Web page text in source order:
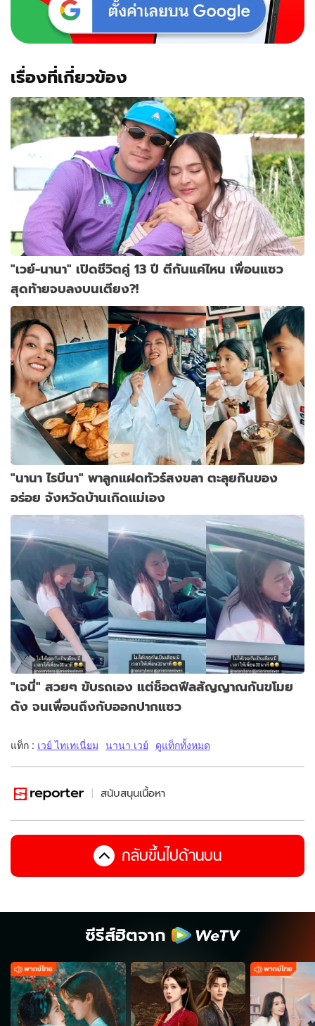
เรื่องที่เกี่ยวข้อง
"เวย์-นานา" เปิดชีวิตคู่ 13 ปี ตีกันแค่ไหน เพื่อนแซว
สุดท้ายจบลงบนเตียง?!
"นานา ไรบีนา" พาลูกแฝดทัวร์สงขลา ตะลุยกินของ
อร่อย จังหวัดบ้านเกิดแม่เอง
"เจนี่" สวยๆ ขับรถเอง แต่ช็อตฟีลสัญญาณกันขโมย
ดัง จนเพื่อนถึงกับออกปากแซว
แท็ก : เวย์ ไทเทเนี่ยม นานา เวย์ ดูแท็กทั้งหมด
สนับสนุนเนื้อหา
กลับขึ้นไปด้านบน
ซีรีส์ฮิตจาก